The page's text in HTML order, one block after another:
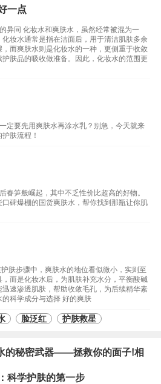
一点
异同 化妆水和爽肤水，虽然经常被混为一
妆水通常是指在洁面后，用于清洁肌肤多余
而爽肤水则是化妆水的一种，更侧重于收敛
肤品的吸收做准备。因此，化妆水的范围更
定要先用爽肤水再涂水乳？别急，今天就来
肤流程！
春笋般崛起，其中不乏性价比超高的好物。
碑爆棚的国货爽肤水，帮你找到那瓶让你肌
肤步骤中，爽肤水的地位看似微小，实则至
而是化妆水后，为肌肤补充水分，平衡酸碱
速渗透肌肤，帮助收敛毛孔，为后续精华素
科学成分与选择 好的爽肤
脸泛红 护肤救星
的秘密武器——拯救你的面子!相
科学护肤的第一步